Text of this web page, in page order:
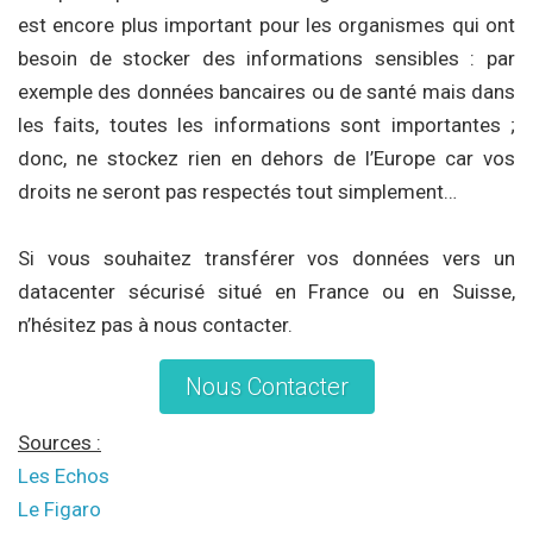
est encore plus important pour les organismes qui ont
besoin de stocker des informations sensibles : par
exemple des données bancaires ou de santé mais dans
les faits, toutes les informations sont importantes ;
donc, ne stockez rien en dehors de l’Europe car vos
droits ne seront pas respectés tout simplement…
Si vous souhaitez transférer vos données vers un
datacenter sécurisé situé en France ou en Suisse,
n’hésitez pas à nous contacter.
Nous Contacter
Sources :
Les Echos
Le Figaro